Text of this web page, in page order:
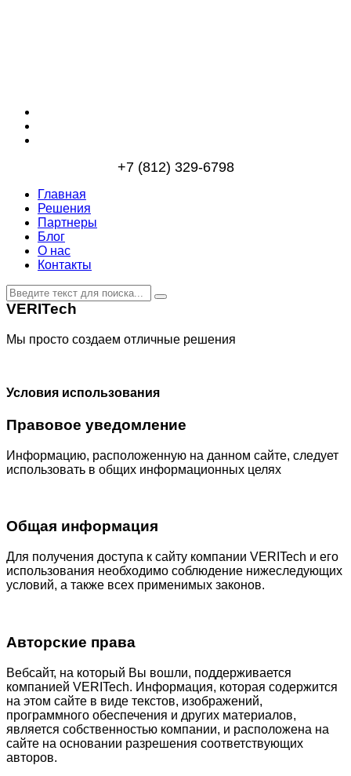
+7 (812) 329-6798
Главная
Решения
Партнеры
Блог
О нас
Контакты
VERITech
Мы просто создаем отличные решения
Условия использования
Правовое уведомление
Информацию, расположенную на данном сайте, следует
использовать в общих информационных целях
Общая информация
Для получения доступа к сайту компании VERITech и его
использования необходимо соблюдение нижеследующих
условий, а также всех применимых законов.
Авторские права
Вебсайт, на который Вы вошли, поддерживается
компанией VERITech. Информация, которая содержится
на этом сайте в виде текстов, изображений,
программного обеспечения и других материалов,
является собственностью компании, и расположена на
сайте на основании разрешения соответствующих
авторов.